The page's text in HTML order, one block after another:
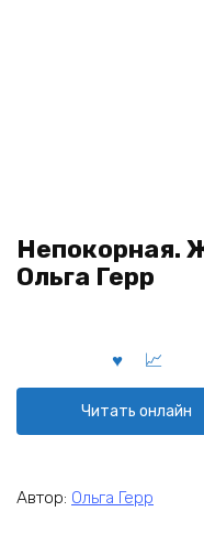
Непокорная.
Ольга Герр
Читать онлайн
Автор: Ольга Герр